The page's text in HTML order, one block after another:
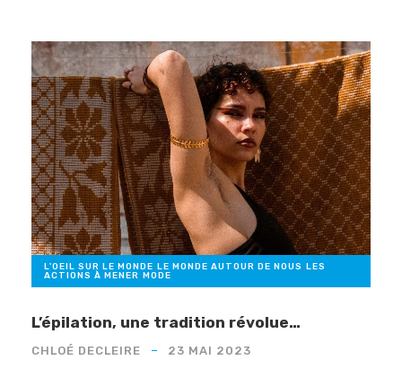
L'OEIL SUR LE MONDE,LE MONDE AUTOUR DE NOUS,LES
ACTIONS À MENER,MODE
L’épilation, une tradition révolue…
CHLOÉ DECLEIRE 23 MAI 2023